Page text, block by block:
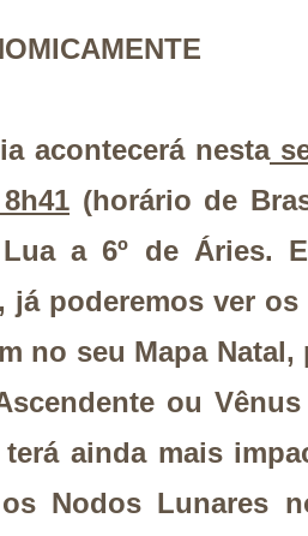
acontecerá nesta
(horário de
a 6º de Áries.
já poderemos ver
no seu Mapa
ou
terá ainda mais
Nodos Lunares